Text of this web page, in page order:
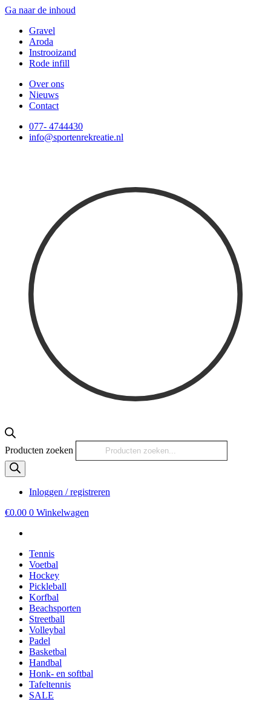
Ga naar de inhoud
Gravel
Aroda
Instrooizand
Rode infill
Over ons
Nieuws
Contact
077- 4744430
info@sportenrekreatie.nl
Producten zoeken
Inloggen / registreren
€0.00 0 Winkelwagen
Tennis
Voetbal
Hockey
Pickleball
Korfbal
Beachsporten
Streetball
Volleybal
Padel
Basketbal
Handbal
Honk- en softbal
Tafeltennis
SALE